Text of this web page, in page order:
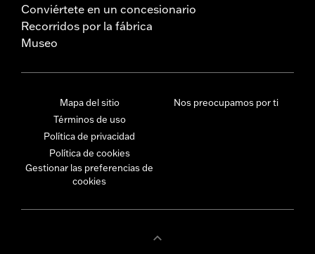
Conviértete en un concesionario
Recorridos por la fábrica
Museo
Mapa del sitio
Términos de uso
Política de privacidad
Política de cookies
Gestionar las preferencias de
cookies
Nos preocupamos por ti